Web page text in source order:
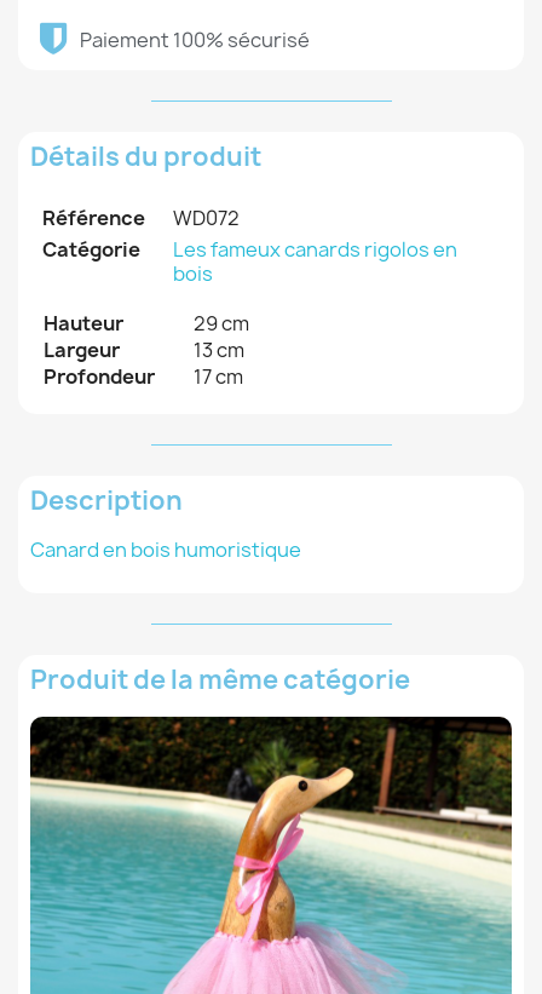
Paiement 100% sécurisé
Détails du produit
Référence
WD072
Catégorie
Les fameux canards rigolos en
bois
Hauteur
29 cm
Largeur
13 cm
Profondeur
17 cm
Description
Canard en bois humoristique
Produit de la même catégorie